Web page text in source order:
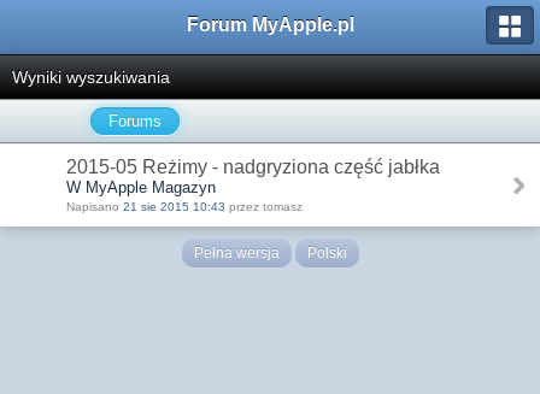
Forum MyApple.pl
Wyniki wyszukiwania
Forums
2015-05 Reżimy - nadgryziona część jabłka
W MyApple Magazyn
Napisano 21 sie 2015 10:43 przez tomasz
Pełna wersja Polski